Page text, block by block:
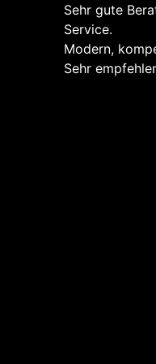
Sehr gute
Service.
Modern,
Sehr